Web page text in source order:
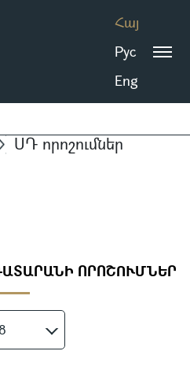
Հայ
Рус
Eng
ՍԴ որոշումներ
ՈՐՈՇՈՒՄՆԵՐ